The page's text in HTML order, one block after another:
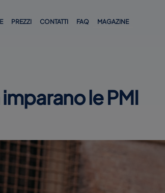
PREZZI CONTATTI FAQ MAGAZINE
le PMI